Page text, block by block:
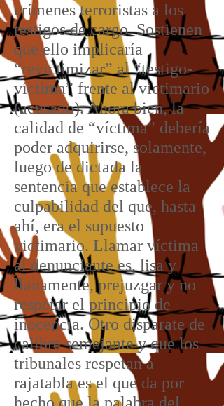
crímenes terroristas a los
testigos de cargo. Sostienen
que ello implicaría
“revictimizar” al “testigo-
víctima” frente al victimario
(acusado). Ahora bien, la
calidad de “víctima” debería
poder adquirirse, solamente,
luego de dictada la
sentencia que establece la
culpabilidad del que, hasta
ahí, era el supuesto
victimario. Llamar víctima
al denunciante es, lisa y
llanamente, prejuzgar y no
respetar el principio de
inocencia. Otro disparate de
calibre semejante y que los
tribunales respetan a
rajatabla es el que da por